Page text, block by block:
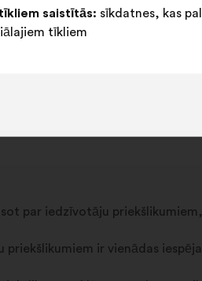
izmantot tikai personiskām
atbildību.
sava lietotājvārda un paroles
bez viņu ziņas. Viņi
par iedzīvotāju
ir vienādas
saistītās: sīkdatnes, kas
tīkliem